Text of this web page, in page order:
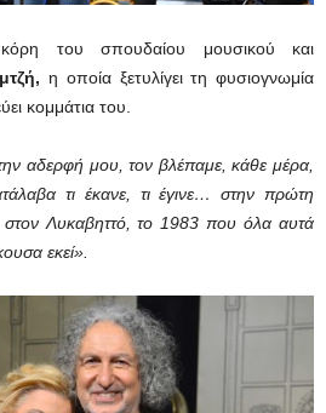
του σπουδαίου μουσικού και
η οποία ξετυλίγει τη φυσιογνωμία
κομμάτια του.
αδερφή μου, τον βλέπαμε, κάθε μέρα,
τι έκανε, τι έγινε… στην πρώτη
Λυκαβηττό, το 1983 που όλα αυτά
εκεί».